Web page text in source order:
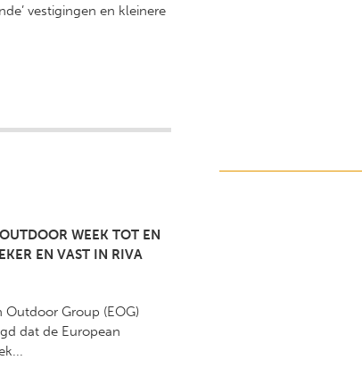
vestigingen en kleinere
WEEK TOT EN
EN VAST IN RIVA
Outdoor Group (EOG)
dat de European